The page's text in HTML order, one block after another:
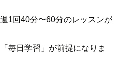
1回40分〜60分のレッスンが
毎日学習」が前提になりま